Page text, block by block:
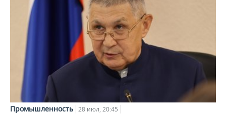
Промышленность 28 июл, 20:45